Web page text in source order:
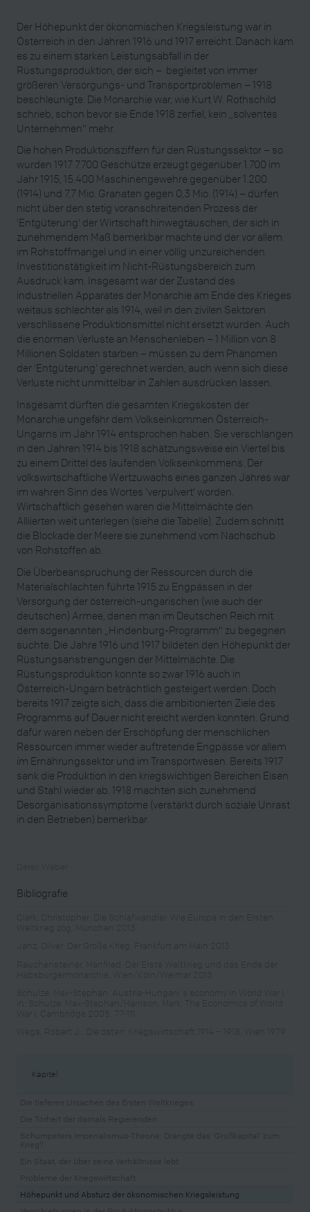
Der Höhepunkt der ökonomischen Kriegsleistung war in
Österreich in den Jahren 1916 und 1917 erreicht. Danach kam
es zu einem starken Leistungsabfall in der
Rüstungsproduktion, der sich – begleitet von immer
größeren Versorgungs- und Transportproblemen – 1918
beschleunigte. Die Monarchie war, wie Kurt W. Rothschild
schrieb, schon bevor sie Ende 1918 zerfiel, kein „solventes
Unternehmen“ mehr.
Die hohen Produktionsziffern für den Rüstungssektor – so
wurden 1917 7.700 Geschütze erzeugt gegenüber 1.700 im
Jahr 1915, 15.400 Maschinengewehre gegenüber 1.200
(1914) und 7,7 Mio. Granaten gegen 0,3 Mio. (1914) – dürfen
nicht über den stetig voranschreitenden Prozess der
'Entgüterung' der Wirtschaft hinwegtäuschen, der sich in
zunehmendem Maß bemerkbar machte und der vor allem
im Rohstoffmangel und in einer völlig unzureichenden
Investitionstätigkeit im Nicht-Rüstungsbereich zum
Ausdruck kam. Insgesamt war der Zustand des
industriellen Apparates der Monarchie am Ende des Krieges
weitaus schlechter als 1914, weil in den zivilen Sektoren
verschlissene Produktionsmittel nicht ersetzt wurden. Auch
die enormen Verluste an Menschenleben – 1 Million von 8
Millionen Soldaten starben – müssen zu dem Phänomen
der 'Entgüterung' gerechnet werden, auch wenn sich diese
Verluste nicht unmittelbar in Zahlen ausdrücken lassen.
Insgesamt dürften die gesamten Kriegskosten der
Monarchie ungefähr dem Volkseinkommen Österreich-
Ungarns im Jahr 1914 entsprochen haben. Sie verschlangen
in den Jahren 1914 bis 1918 schätzungsweise ein Viertel bis
zu einem Drittel des laufenden Volkseinkommens. Der
volkswirtschaftliche Wertzuwachs eines ganzen Jahres war
im wahren Sinn des Wortes 'verpulvert' worden.
Wirtschaftlich gesehen waren die Mittelmächte den
Alliierten weit unterlegen (siehe die Tabelle). Zudem schnitt
die Blockade der Meere sie zunehmend vom Nachschub
von Rohstoffen ab.
Die Überbeanspruchung der Ressourcen durch die
Materialschlachten führte 1915 zu Engpässen in der
Versorgung der österreich-ungarischen (wie auch der
deutschen) Armee, denen man im Deutschen Reich mit
dem sogenannten „Hindenburg-Programm“ zu begegnen
suchte. Die Jahre 1916 und 1917 bildeten den Höhepunkt der
Rüstungsanstrengungen der Mittelmächte. Die
Rüstungsproduktion konnte so zwar 1916 auch in
Österreich-Ungarn beträchtlich gesteigert werden. Doch
bereits 1917 zeigte sich, dass die ambitionierten Ziele des
Programms auf Dauer nicht ereicht werden konnten. Grund
dafür waren neben der Erschöpfung der menschlichen
Ressourcen immer wieder auftretende Engpässe vor allem
im Ernährungssektor und im Transportwesen. Bereits 1917
sank die Produktion in den kriegswichtigen Bereichen Eisen
und Stahl wieder ab. 1918 machten sich zunehmend
Desorganisationssymptome (verstärkt durch soziale Unrast
in den Betrieben) bemerkbar.
Bibliografie
Kapitel
Höhepunkt und Absturz der ökonomischen Kriegsleistung